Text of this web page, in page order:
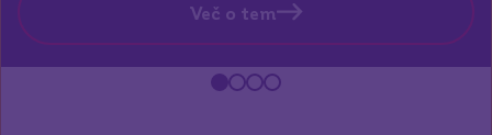
Več o tem
Slide number 1
Slide number 2
Slide number 3
Slide number 4